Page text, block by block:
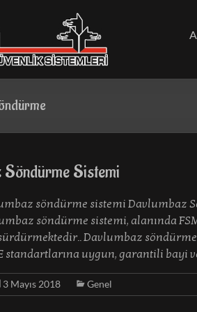
Sistemi
söndürme sistemi Davlumbaz
söndürme sistemi, alanında
Davlumbaz
standartlarına uygun, garantili bayi
3 Mayıs 2018 Genel